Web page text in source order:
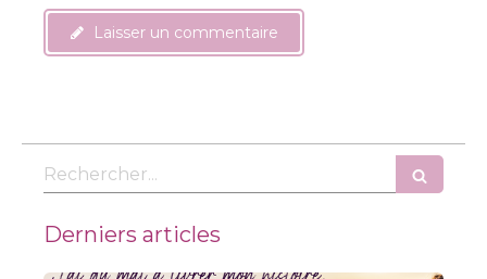
Laisser un commentaire
Rechercher
Derniers articles